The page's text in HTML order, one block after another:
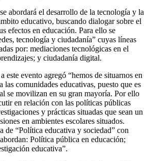
abordará el desarrollo de la tecnología y la
educativo, buscando dialogar sobre el
efectos en educación. Para ello se
tecnología y ciudadanía” cuyas líneas
por: mediaciones tecnológicas en el
y ciudadanía digital.
este evento agregó “hemos de situarnos en
las comunidades educativas, puesto que es
se movilizan en su gran mayoría. Por ello
en relación con las políticas públicas
y prácticas situadas que sean un
en ambientes escolares situados.
de “Política educativa y sociedad” con
Política pública en educación;
educativa”.